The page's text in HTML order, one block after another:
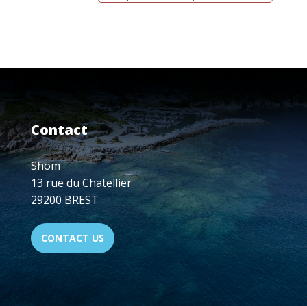
Contact
Shom
13 rue du Chatellier
29200 BREST
CONTACT US